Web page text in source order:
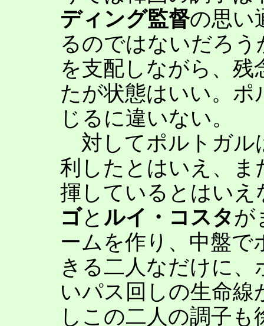
ディング監督の思い
るのではないだろ
を支配しながら、
たが状態はいい。ポ
じるに違いない。
対してポルトガル
利したとはいえ、ま
揮しているとはいえ
ゴと ルイ・コスタが
ームを作り、中盤
きる二人なだけに
いパス回しの生命線
しこの二人の調子